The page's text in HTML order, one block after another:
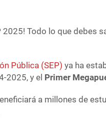
2025! Todo lo que debes
Pública (SEP) ya ha
2025, y el Primer
a millones de